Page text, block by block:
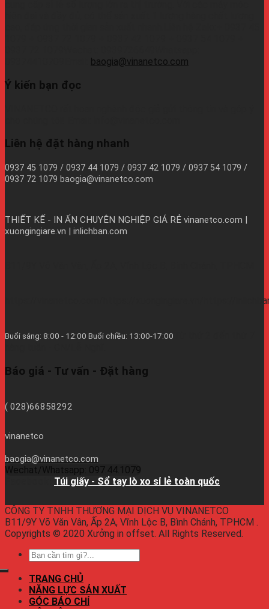
baogia@vinanetco.com
Ý kiến bạn đọc
Liên hệ đặt hàng nhanh
0937 45 1079 / 0937 44 1079 / 0937 42 1079 / 0937 54 1079 /
0937 72 1079 baogia@vinanetco.com
THIẾT KẾ - IN ẤN CHUYÊN NGHIỆP GIÁ RẺ vinanetco.com |
xuongingiare.vn | inlichban.com
https://vinanetco.com/https://xuongingiare.vn/https://
Buổi sáng: 8:00 - 12:00 Buổi chiều: 13:00-17:00
Báo giá - Tư vấn - Đặt hàng
( 028)66858292
vinanetco
baogia@vinanetco.com
Wechat/Whatsapp: 097.44.1079
Túi giấy - Sổ tay lò xo sỉ lẻ toàn quốc
CÔNG TY TNHH THƯƠNG MẠI DỊCH VỤ VINANETCO
B11/9Y Võ Văn Vân, Ấp 2A, Vĩnh Lộc B, Bình Chánh, TPHCM .
Copyrights © 2020 Xưởng in offset. All Rights Reserved.
TRANG CHỦ
NĂNG LỰC SẢN XUẤT
GÓC BÁO CHÍ